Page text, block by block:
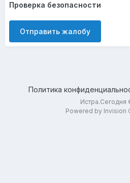
Проверка безопасности
Отправить жалобу
Политика
Истра.Сегодня
Powered by Invision